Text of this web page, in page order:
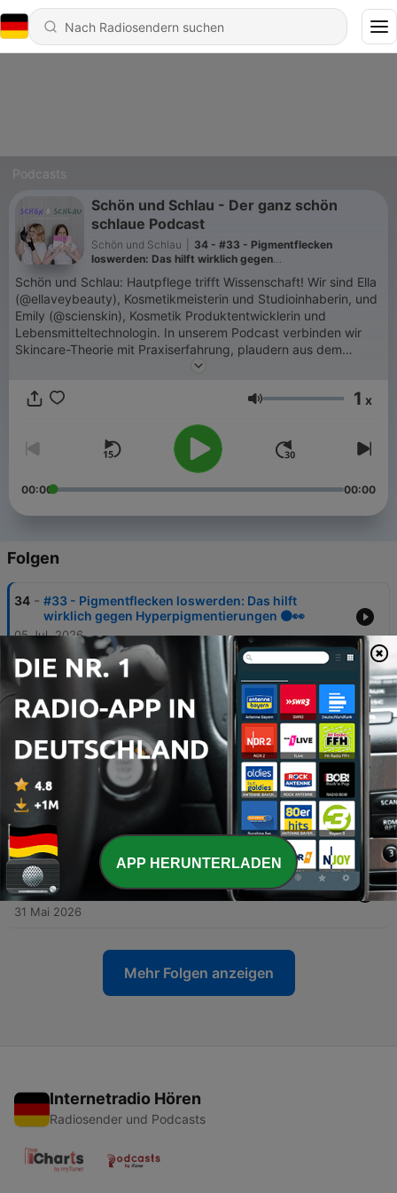
Podcasts
Schön und Schlau - Der ganz schön
schlaue Podcast
Schön und Schlau
34 - #33 - Pigmentflecken
loswerden: Das hilft wirklich gegen
Schön und Schlau: Hautpflege trifft Wissenschaft! Wir sind Ella
(@ellaveybeauty), Kosmetikmeisterin und Studioinhaberin, und
Emily (@scienskin), Kosmetik Produktentwicklerin und
Lebensmitteltechnologin. In unserem Podcast verbinden wir
Skincare-Theorie mit Praxiserfahrung, plaudern aus dem
Kosmetikstudio, geben Insights aus der Produktentwicklung
Mythen- und Trend-Checks, spannenden Fun-Fact-Quiz,
Skincare wirklich kann und warum Hautpflege mehr ist, als nur
Creme auftragen.
Lautstärke 1 x
00:00 00:00
Folgen
34 - #33 - Pigmentflecken loswerden: Das hilft
wirklich gegen Hyperpigmentierungen 🟤👀
05 Jul. 2026
33
#32 - Unsere Haarpflege-Favoriten: Shampoo,
Conditioner, Haaröl & co 💇‍♀️
28 Jun. 2026
32 - #31 - Sommer-Skincare richtig machen: Retinol,
Peelings und SPF-Sprays 👀
31 - #30 - Haarpflege: Marketing Lügen & worauf es
wirklich ankommt 💆‍♀️
08 Jun. 2026
30 - #29 - Pubertät & Hautpflege: Was hilft bei Akne &
Unreinheiten?
31 Mai 2026
Mehr Folgen anzeigen
Internetradio Hören
Radiosender und Podcasts
APP HERUNTERLADEN